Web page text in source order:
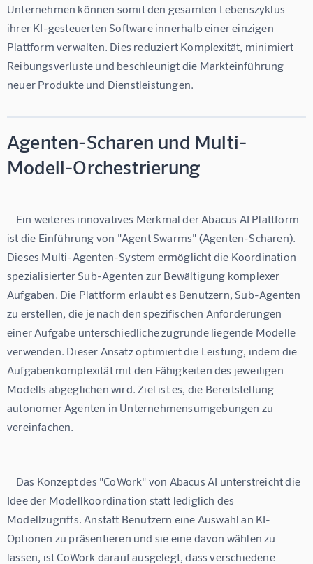
Unternehmen können somit den gesamten Lebenszyklus
ihrer KI-gesteuerten Software innerhalb einer einzigen
Plattform verwalten. Dies reduziert Komplexität, minimiert
Reibungsverluste und beschleunigt die Markteinführung
Agenten-Scharen und Multi-
Modell-Orchestrierung
ist die Einführung von "Agent Swarms" (Agenten-Scharen).
Dieses Multi-Agenten-System ermöglicht die Koordination
spezialisierter Sub-Agenten zur Bewältigung komplexer
Aufgaben. Die Plattform erlaubt es Benutzern, Sub-Agenten
zu erstellen, die je nach den spezifischen Anforderungen
einer Aufgabe unterschiedliche zugrunde liegende Modelle
verwenden. Dieser Ansatz optimiert die Leistung, indem die
Aufgabenkomplexität mit den Fähigkeiten des jeweiligen
Modells abgeglichen wird. Ziel ist es, die Bereitstellung
autonomer Agenten in Unternehmensumgebungen zu
Idee der Modellkoordination statt lediglich des
Modellzugriffs. Anstatt Benutzern eine Auswahl an KI-
Optionen zu präsentieren und sie eine davon wählen zu
lassen, ist CoWork darauf ausgelegt, dass verschiedene